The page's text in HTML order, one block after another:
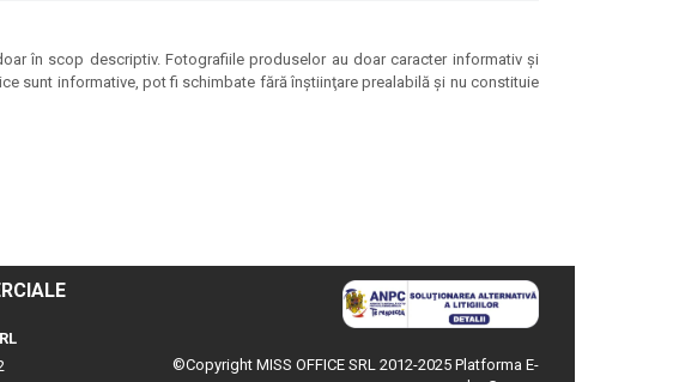
în scop descriptiv. Fotografiile produselor au doar caracter informativ şi
sunt informative, pot fi schimbate fără înştiinţare prealabilă şi nu constituie
©Copyright MISS OFFICE SRL 2012-2025 Platforma E-